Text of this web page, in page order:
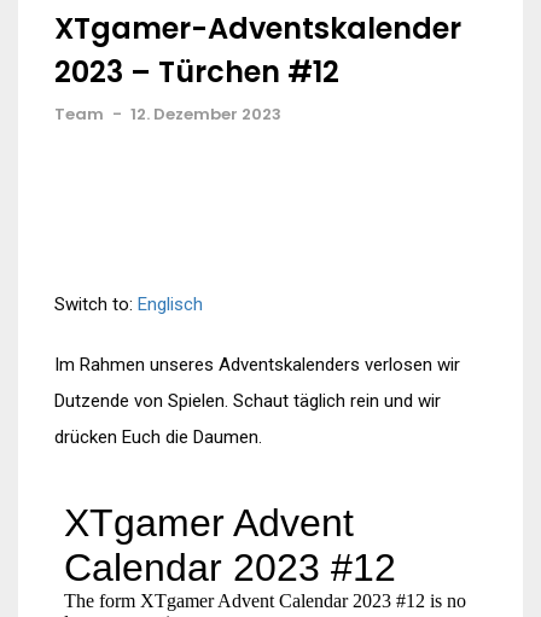
XTgamer-Adventskalender
2023 – Türchen #12
Team - 12. Dezember 2023
Switch to: Englisch
Im Rahmen unseres Adventskalenders verlosen wir
Dutzende von Spielen. Schaut täglich rein und wir
drücken Euch die Daumen.